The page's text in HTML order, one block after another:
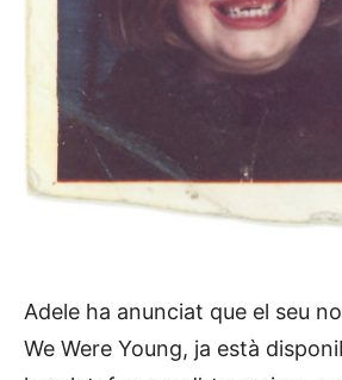
Adele ha anunciat que el seu
We Were Young, ja està